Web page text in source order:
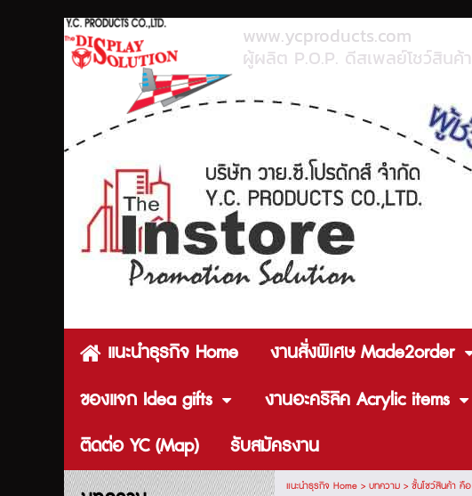
www.ycproducts.com
ผู้ผลิต P.O.P. ดีสเพลย์โชว์สินค้า
แนะนำธุรกิจ Home งานสั่งพิเศษ Made2order
ของแจก Idea gifts
งานอะคริลิค Acrylic items
ติดต่อ YC (Map)
รับสมัครงาน
แนะนำธุรกิจ Home> บทความ> ชั้นโชว์สินค้า คือ